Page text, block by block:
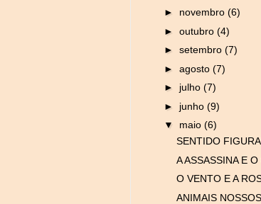
► novembro (6)
► outubro (4)
► setembro (7)
► agosto (7)
► julho (7)
► junho (9)
▼ maio (6)
SENTIDO
A ASSASSINA E
O VENTO E A
ANIMAIS